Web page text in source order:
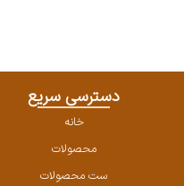
دسترسی سریع
خانه
محصولات
ست محصولات